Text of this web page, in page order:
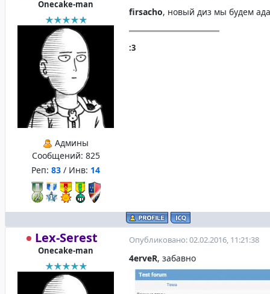
Onecake-man
Админы
Сообщений: 825
Реп: 83 / Инв: 14
firsacho, новый диз мы будем
:3
Lex-Serest
Onecake-man
Опубликовано: 02.02.2016, 11:21:38
4erveR, забавно